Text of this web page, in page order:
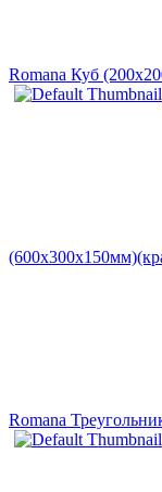
Romana Куб
Romana